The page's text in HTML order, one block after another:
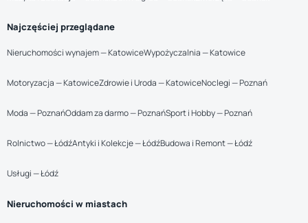
Najczęściej przeglądane
Nieruchomości wynajem — KatowiceWypożyczalnia — Katowice
Motoryzacja — KatowiceZdrowie i Uroda — KatowiceNoclegi — Poznań
Moda — PoznańOddam za darmo — PoznańSport i Hobby — Poznań
Rolnictwo — ŁódźAntyki i Kolekcje — ŁódźBudowa i Remont — Łódź
Usługi — Łódź
Nieruchomości w miastach